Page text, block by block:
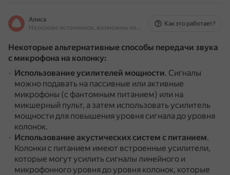
Алиса
На основе источников, возможны неточности
Как это работает?
Некоторые альтернативные способы передачи звука
с микрофона на колонку:
Использование усилителей мощности. Сигналы
можно подавать на пассивные или активные
микрофоны (с фантомным питанием) или на
микшерный пульт, а затем использовать усилитель
мощности для повышения уровня сигнала до уровня
колонок.
Использование акустических систем с питанием.
Колонки с питанием имеют встроенные усилители,
которые могут усилить сигналы линейного и
микрофонного уровня до уровня колонок, которые